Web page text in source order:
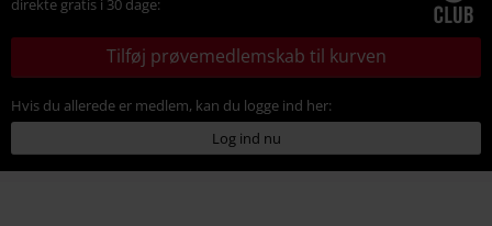
Tilføj prøvemedlemskab til kurven
Hvis du allerede er medlem, kan du logge ind her:
Log ind nu